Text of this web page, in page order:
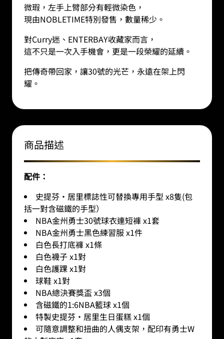
微瑕，左手上臂部分有輕微染色，
現由NOBLETIME特別發售，數量稀少。
對Curry迷、ENTERBAY收藏家而言，
這不只是一次入手機會，更是一段榮耀的延續。
把傳奇帶回家，讓30號的光芒，永遠在架上閃
耀。
商品描述
配件：
史提芬·居里標誌性可替換專用手型 x8隻(包
括一對含磁鐵的手型）
NBA金州勇士30號球衣連短褲 x1套
NBA金州勇士黑色練習服 x1件
白色長打底褲 x1條
白色襪子 x1對
白色護踝 x1對
球鞋 x1對
NBA總決賽獎盃 x3個
含磁鐵的1:6NBA籃球 x1個
特製史提芬·居里生日蛋糕 x1個
可隨意調整和扭曲的人偶支架，配印有勇士W